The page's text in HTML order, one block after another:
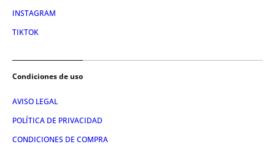
INSTAGRAM
TIKTOK
Condiciones de uso
AVISO LEGAL
POLÍTICA DE PRIVACIDAD
CONDICIONES DE COMPRA